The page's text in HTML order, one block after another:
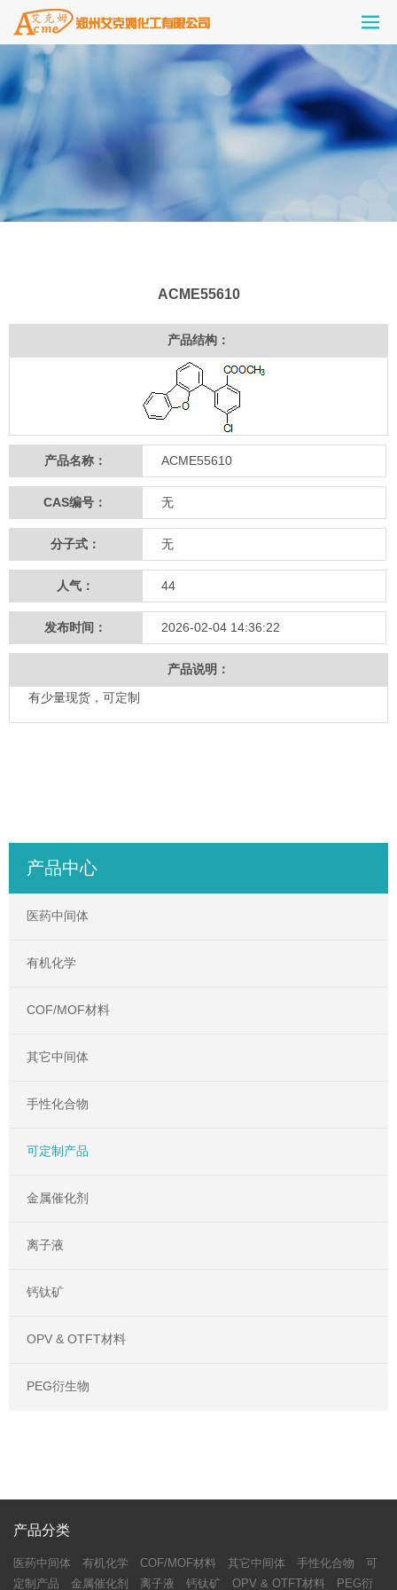
ACME55610
产品结构：
产品名称： ACME55610
CAS编号： 无
分子式： 无
人气： 44
发布时间： 2026-02-04 14:36:22
产品说明：
有少量现货，可定制
产品中心
医药中间体
有机化学
COF/MOF材料
其它中间体
手性化合物
可定制产品
金属催化剂
离子液
钙钛矿
OPV & OTFT材料
PEG衍生物
产品分类
医药中间体 有机化学 COF/MOF材料 其它中间体 手性化合物
可
定制产品
金属催化剂 离子液 钙钛矿 OPV & OTFT材料 PEG衍